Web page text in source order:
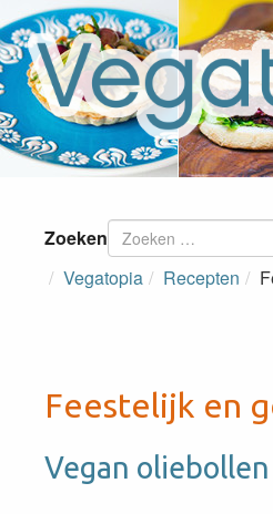
Zoeken
Vegatopia
Recepten
Feestelijk en
Vegan oliebollen